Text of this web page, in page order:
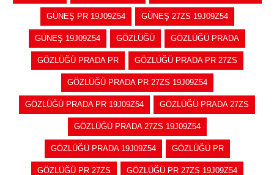
GÜNEŞ PR 19J09Z54 GÜNEŞ 27ZS 19J09Z54
GÜNEŞ 19J09Z54 GÖZLÜĞÜ GÖZLÜĞÜ PRADA
GÖZLÜĞÜ PRADA PR GÖZLÜĞÜ PRADA PR 27ZS
GÖZLÜĞÜ PRADA PR 27ZS 19J09Z54
GÖZLÜĞÜ PRADA PR 19J09Z54 GÖZLÜĞÜ PRADA 27ZS
GÖZLÜĞÜ PRADA 27ZS 19J09Z54
GÖZLÜĞÜ PRADA 19J09Z54 GÖZLÜĞÜ PR
GÖZLÜĞÜ PR 27ZS GÖZLÜĞÜ PR 27ZS 19J09Z54